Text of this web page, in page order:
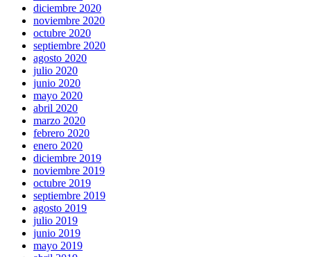
diciembre 2020
noviembre 2020
octubre 2020
septiembre 2020
agosto 2020
julio 2020
junio 2020
mayo 2020
abril 2020
marzo 2020
febrero 2020
enero 2020
diciembre 2019
noviembre 2019
octubre 2019
septiembre 2019
agosto 2019
julio 2019
junio 2019
mayo 2019